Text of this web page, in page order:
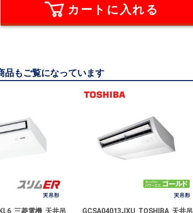
カートに入れる
品もご覧になっています
三菱電機 天井吊
GCSA04013JXU TOSHIBA 天井吊